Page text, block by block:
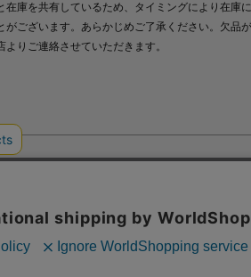
在庫を共有しているため、タイミングにより在庫
がございます。あらかじめご了承ください。欠品
よりご連絡させていただきます。